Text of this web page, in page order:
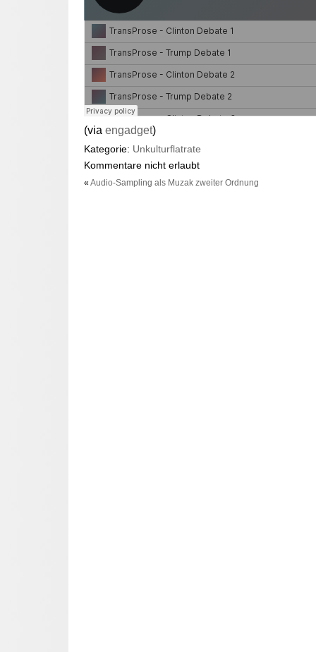
(via engadget)
Kategorie: Unkulturflatrate
Kommentare nicht erlaubt
« Audio-Sampling als Muzak zweiter Ordnung